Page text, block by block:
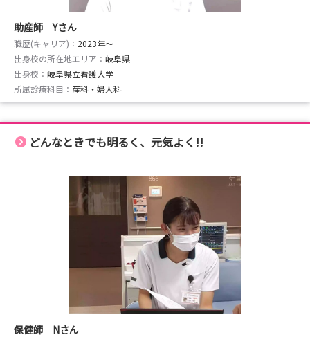
助産師 Yさん
職歴(キャリア)： 2023年〜
出身校の所在地エリア： 岐阜県
出身校： 岐阜県立看護大学
所属診療科目： 産科・婦人科
どんなときでも明るく、元気よく!!
保健師 Nさん